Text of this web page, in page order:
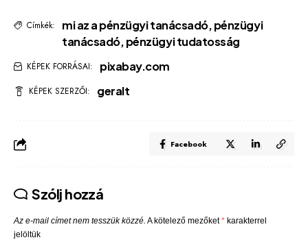
Címkék: mi az a pénzügyi tanácsadó,pénzügyi
tanácsadó,pénzügyi tudatosság
KÉPEK FORRÁSAI: pixabay.com
KÉPEK SZERZŐI: geralt
Facebook
Szólj hozzá
Az e-mail címet nem tesszük közzé. A kötelező mezőket* karakterrel
jelöltük